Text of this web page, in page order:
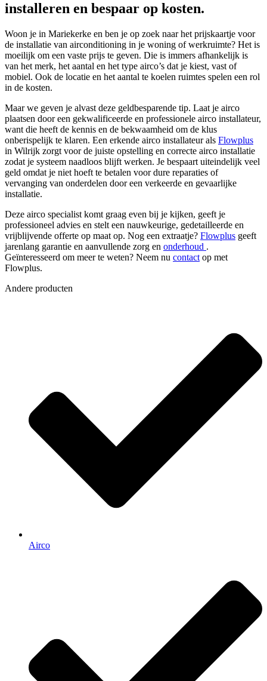
installeren en bespaar op kosten.
Woon je in Mariekerke en ben je op zoek naar het prijskaartje voor
de installatie van airconditioning in je woning of werkruimte? Het is
moeilijk om een vaste prijs te geven. Die is immers afhankelijk is
van het merk, het aantal en het type airco’s dat je kiest, vast of
mobiel. Ook de locatie en het aantal te koelen ruimtes spelen een rol
in de kosten.
Maar we geven je alvast deze geldbesparende tip. Laat je airco
plaatsen door een gekwalificeerde en professionele airco installateur,
want die heeft de kennis en de bekwaamheid om de klus
onberispelijk te klaren. Een erkende airco installateur als Flowplus
in Wilrijk zorgt voor de juiste opstelling en correcte airco installatie
zodat je systeem naadloos blijft werken. Je bespaart uiteindelijk veel
geld omdat je niet hoeft te betalen voor dure reparaties of
vervanging van onderdelen door een verkeerde en gevaarlijke
installatie.
Deze airco specialist komt graag even bij je kijken, geeft je
professioneel advies en stelt een nauwkeurige, gedetailleerde en
vrijblijvende offerte op maat op. Nog een extraatje? Flowplus geeft
jarenlang garantie en aanvullende zorg en onderhoud .
Geïnteresseerd om meer te weten? Neem nu contact op met
Flowplus.
Andere producten
Airco